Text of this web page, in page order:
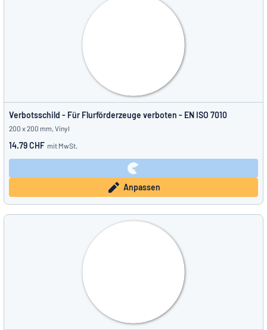
Verbotsschild - Für Flurförderzeuge verboten - EN ISO 7010
200 x 200 mm, Vinyl
14.79 CHF mit MwSt.
Anpassen